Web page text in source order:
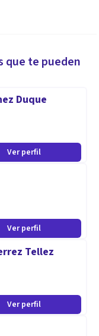
que te pueden
Duque
Ver perfil
Ver perfil
Tellez
Ver perfil